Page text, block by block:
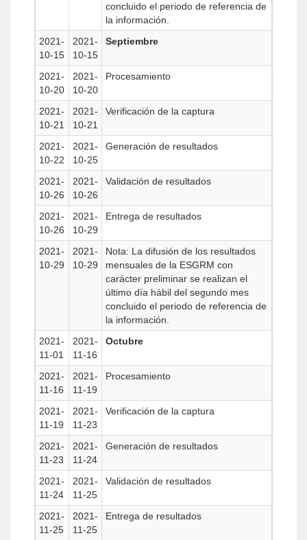
concluido el periodo de referencia de
la información.
2021-
10-15
2021-
10-15
Septiembre
2021-
10-20
2021-
10-20
Procesamiento
2021-
10-21
2021-
10-21
Verificación de la captura
2021-
10-22
2021-
10-25
Generación de resultados
2021-
10-26
2021-
10-26
Validación de resultados
2021-
10-26
2021-
10-29
Entrega de resultados
2021-
10-29
2021-
10-29
Nota: La difusión de los resultados
mensuales de la ESGRM con
carácter preliminar se realizan el
último día hábil del segundo mes
concluido el periodo de referencia de
la información.
2021-
11-01
2021-
11-16
Octubre
2021-
11-16
2021-
11-19
Procesamiento
2021-
11-19
2021-
11-23
Verificación de la captura
2021-
11-23
2021-
11-24
Generación de resultados
2021-
11-24
2021-
11-25
Validación de resultados
2021-
11-25
2021-
11-25
Entrega de resultados